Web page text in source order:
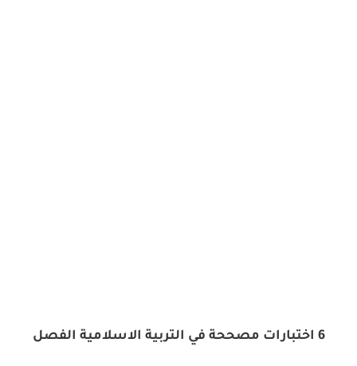
6 اختبارات مصححة في التربية الاسلامية الفصل